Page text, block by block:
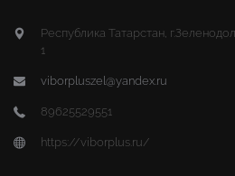
Республика Татарстан,
1
viborpluszel@yandex.ru
89625529551
https://viborplus.ru/